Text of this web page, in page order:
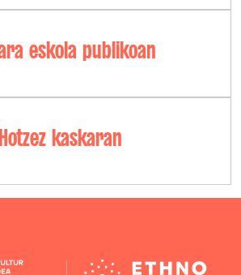
eskola publikoan
Hotzez kaskaran